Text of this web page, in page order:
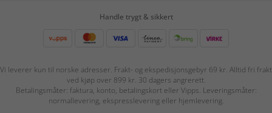
Handle trygt & sikkert
Vi leverer kun til norske adresser. Frakt- og ekspedisjonsgebyr 69 kr. Alltid fri frakt
ved kjøp over 899 kr. 30 dagers angrerett.
Betalingsmåter: faktura, konto, betalingskort eller Vipps. Leveringsmåter:
normallevering, ekspresslevering eller hjemlevering.